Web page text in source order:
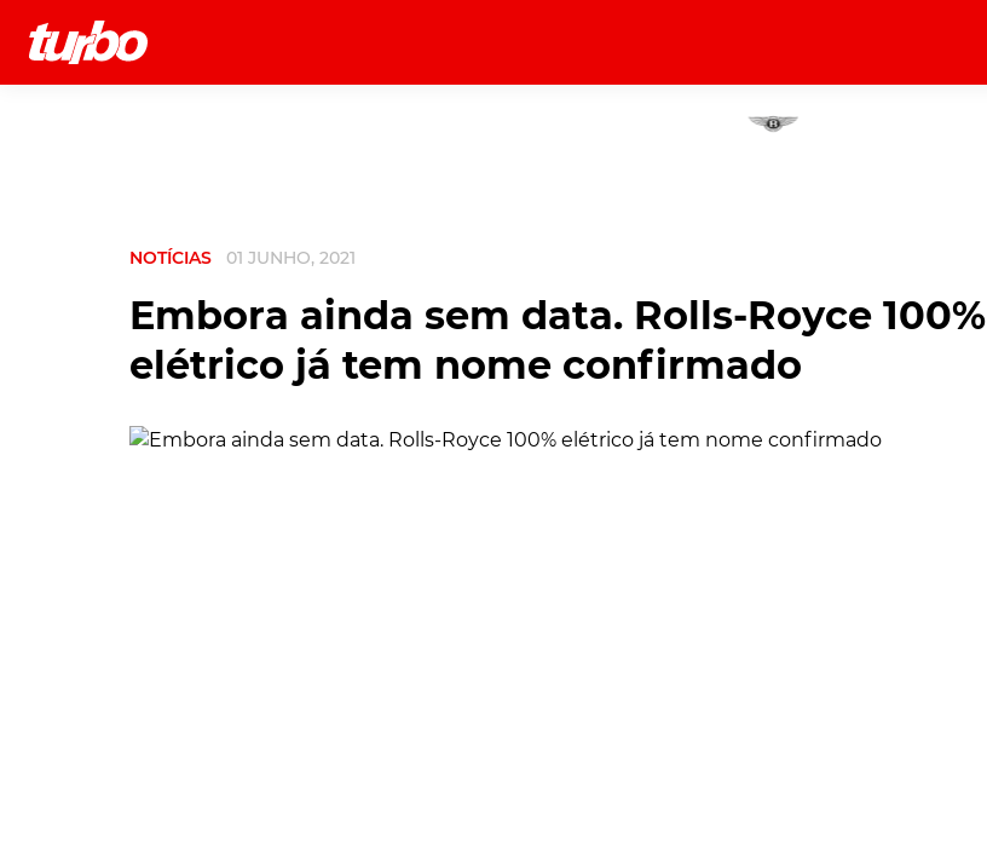
Marcas
NOTÍCIAS 01 JUNHO, 2021
Embora ainda sem data. Rolls-Royce 100%
elétrico já tem nome confirmado